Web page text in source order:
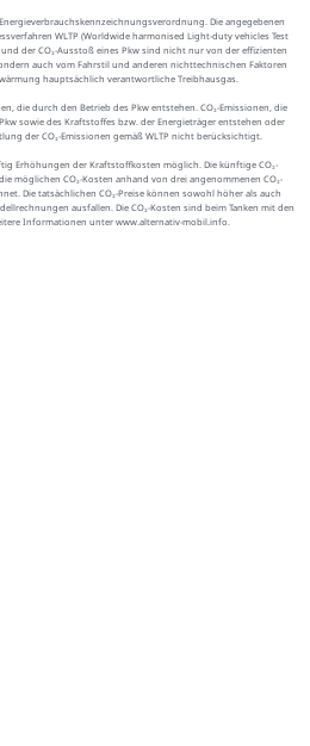
Die angegebenen
WLTP (Worldwide harmonised Light-duty vehicles Test
der CO₂-Ausstoß eines Pkw sind nicht nur von der effizienten
auch vom Fahrstil und anderen nichttechnischen Faktoren
hauptsächlich verantwortliche Treibhausgas.
die durch den Betrieb des Pkw entstehen. CO₂-Emissionen, die
sowie des Kraftstoffes bzw. der Energieträger entstehen oder
der CO₂-Emissionen gemäß WLTP nicht berücksichtigt.
Erhöhungen der Kraftstoffkosten möglich. Die künftige CO₂-
möglichen CO₂-Kosten anhand von drei angenommenen CO₂-
Die tatsächlichen CO₂-Preise können sowohl höher als auch
ausfallen. Die CO₂-Kosten sind beim Tanken mit den
Informationen unter www.alternativ-mobil.info.